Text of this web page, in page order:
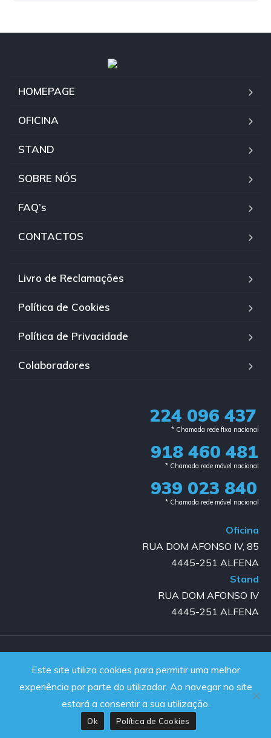
HOMEPAGE
OFICINA
STAND
SOBRE NÓS
FAQ’s
CONTACTOS
Livro de Reclamações
Política de Cookies
Política de Privacidade
Colaboradores
224 096 437
* Chamada rede fixa nacional​
918 460 481
* Chamada rede móvel nacional
939 023 840​
* Chamada rede móvel nacional
Oficina
RUA DOM AFONSO IV, 85
4445-251 ALFENA
Stand
RUA DOM AFONSO IV
4445-251 ALFENA
Powered by JanelaWeb
Este site utiliza cookies para permitir uma melhor
experiência por parte do utilizador. Ao navegar no site
estará a consentir a sua utilização.
Ok Política de Cookies